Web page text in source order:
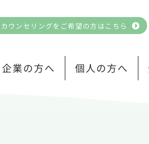
ウンセリングをご希望の方はこちら
企業の方へ 個人の方へ